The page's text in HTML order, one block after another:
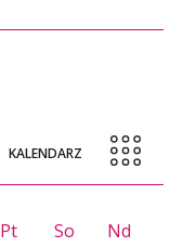
KALENDARZ
Pt So Nd